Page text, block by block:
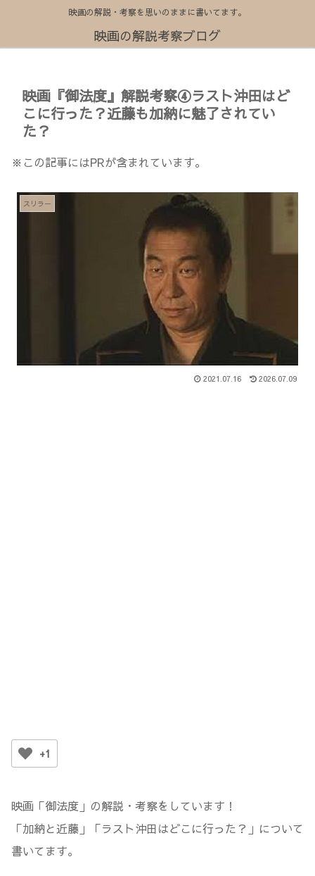
映画の解説・考察を思いのままに書いてます。
映画の解説考察ブログ
映画『御法度』解説考察④ラスト沖田はど
こに行った？近藤も加納に魅了されてい
た？
※この記事にはPRが含まれています。
スリラー
2021.07.16 2026.07.09
+1
映画「御法度」の解説・考察をしています！
「加納と近藤」「ラスト沖田はどこに行った？」について
書いてます。